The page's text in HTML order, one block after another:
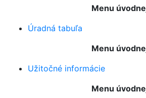
Menu
Úradná tabuľa
Menu
Užitočné informácie
Menu